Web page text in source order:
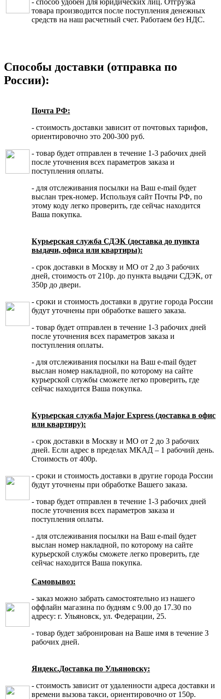
товара производится после поступления денежных
средств на наш расчетный счет. Работаем без НДС.
Способы доставки (отправка по
России):
Почта РФ:
- стоимость доставки зависит от почтовых тарифов,
ориентировочно это 200-300 руб.
- товар будет отправлен в течение 1-3 рабочих дней
после уточнения всех параметров заказа и
поступления оплаты.
- для отслеживания посылки на Ваш e-mail будет
выслан трек-номер. Используя сайт Почты РФ, по
этому коду легко проверить, где сейчас находится
Ваша покупка.
Курьерская служба СДЭК (доставка до пункта
выдачи, офиса или квартиры):
- срок доставки в Москву и МО от 2 до 3 рабочих
дней, стоимость от 210р. до пункта выдачи СДЭК, от
350р до двери.
- сроки и стоимость доставки в другие города России
будут уточнены при обработке вашего заказа.
- товар будет отправлен в течение 1-3 рабочих дней
после уточнения всех параметров заказа и
поступления оплаты.
- для отслеживания посылки на Ваш e-mail будет
выслан номер накладной, по которому на сайте
курьерской службы сможете легко проверить, где
сейчас находится Ваша покупка.
Курьерская служба Major Express (доставка в офис
или квартиру):
- срок доставки в Москву и МО от 2 до 3 рабочих
дней. Если адрес в пределах МКАД – 1 рабочий день.
Стоимость от 400р.
- сроки и стоимость доставки в другие города России
будут уточнены при обработке Вашего заказа.
- товар будет отправлен в течение 1-3 рабочих дней
после уточнения всех параметров заказа и
поступления оплаты.
- для отслеживания посылки на Ваш e-mail будет
выслан номер накладной, по которому на сайте
курьерской службы сможете легко проверить, где
сейчас находится Ваша покупка.
Самовывоз:
- заказ можно забрать самостоятельно из нашего
оффлайн магазина по будням с 9.00 до 17.30 по
адресу: г. Ульяновск, ул. Федерации, 25.
- товар будет забронирован на Ваше имя в течение 3
рабочих дней.
Яндекс.Доставка по Ульяновску:
- стоимость зависит от удаленности адреса доставки и
времени вызова такси, ориентировочно от 150р.